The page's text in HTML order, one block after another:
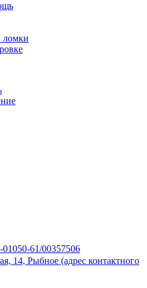
ломки
61/00357506
14, Рыбное (адрес контактного